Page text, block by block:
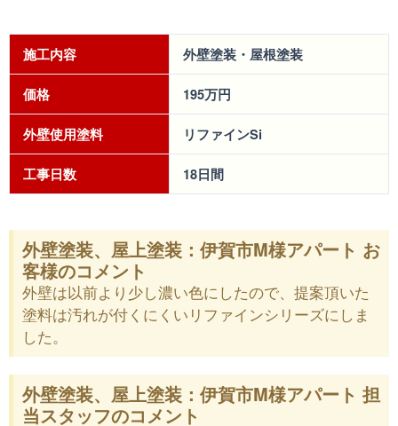
施工内容 外壁塗装・屋根塗装
価格 195万円
外壁使用塗料 リファインSi
工事日数 18日間
外壁塗装、屋上塗装：伊賀市M様アパート お
客様のコメント
外壁は以前より少し濃い色にしたので、提案頂いた
塗料は汚れが付くにくいリファインシリーズにしま
した。
外壁塗装、屋上塗装：伊賀市M様アパート 担
当スタッフのコメント